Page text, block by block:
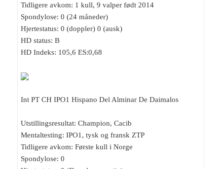
Tidligere avkom: 1 kull, 9 valper født 2014
Spondylose: 0 (24 måneder)
Hjertestatus: 0 (doppler) 0 (ausk)
HD status: B
HD Indeks: 105,6 ES:0,68
Int PT CH IPO1 Hispano Del Alminar De Daimalos
Utstillingsresultat: Champion, Cacib
Mentaltesting: IPO1, tysk og fransk ZTP
Tidligere avkom: Første kull i Norge
Spondylose: 0